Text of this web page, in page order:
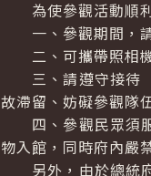
為使參觀活動順利
一、參觀期間，請
二、可攜帶照相機
三、請遵守接待（
故滯留、妨礙參觀隊
四、參觀民眾須服
物入館，同時府內嚴
另外，由於總統府